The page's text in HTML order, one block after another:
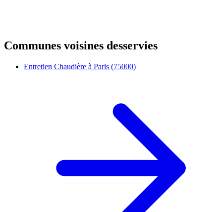
Communes voisines desservies
Entretien Chaudière à Paris (75000)